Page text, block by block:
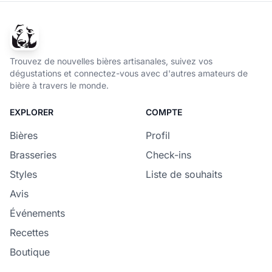
Trouvez de nouvelles bières artisanales, suivez vos
dégustations et connectez-vous avec d'autres amateurs de
bière à travers le monde.
EXPLORER
Bières
Brasseries
Styles
Avis
Événements
Recettes
Boutique
COMPTE
Profil
Check-ins
Liste de souhaits